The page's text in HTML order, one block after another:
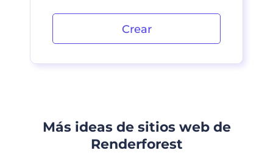
Crear
Más ideas de sitios web de
Renderforest